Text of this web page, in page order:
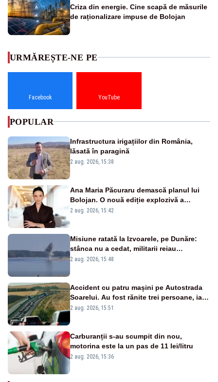
Criza din energie. Cine scapă de măsurile
de raționalizare impuse de Bolojan
URMĂREȘTE-NE PE
Facebook YouTube
POPULAR
Infrastructura irigațiilor din România,
lăsată în paragină
2 aug. 2026, 15:38
Ana Maria Păcuraru demască planul lui
Bolojan. O nouă ediție explozivă a
emisiunii „Miza Zilei” la Realitatea PLUS
2 aug. 2026, 15:42
Misiune ratată la Izvoarele, pe Dunăre:
stânca nu a cedat, militarii reiau
detonările luni – VIDEO
2 aug. 2026, 15:48
Accident cu patru mașini pe Autostrada
Soarelui. Au fost rănite trei persoane, iar
traficul se desfășoară cu dificultate
2 aug. 2026, 15:51
Carburanții s-au scumpit din nou,
motorina este la un pas de 11 lei/litru
2 aug. 2026, 15:36